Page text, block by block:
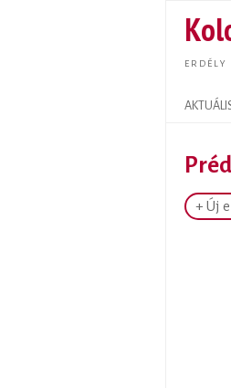
Search
+ Új